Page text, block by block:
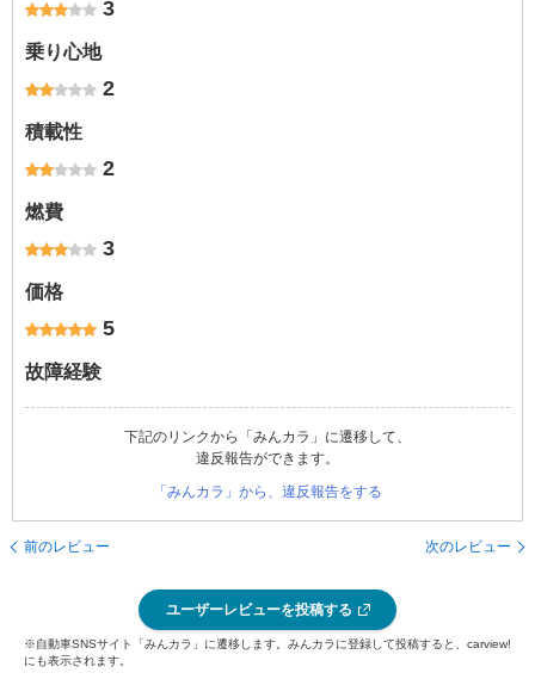
3
乗り心地
2
積載性
2
燃費
3
価格
5
故障経験
下記のリンクから「みんカラ」に遷移して、
違反報告ができます。
「みんカラ」から、違反報告をする
前のレビュー 次のレビュー
ユーザーレビューを投稿する
※自動車SNSサイト「みんカラ」に遷移します。みんカラに登録して投稿すると、carview!
にも表示されます。